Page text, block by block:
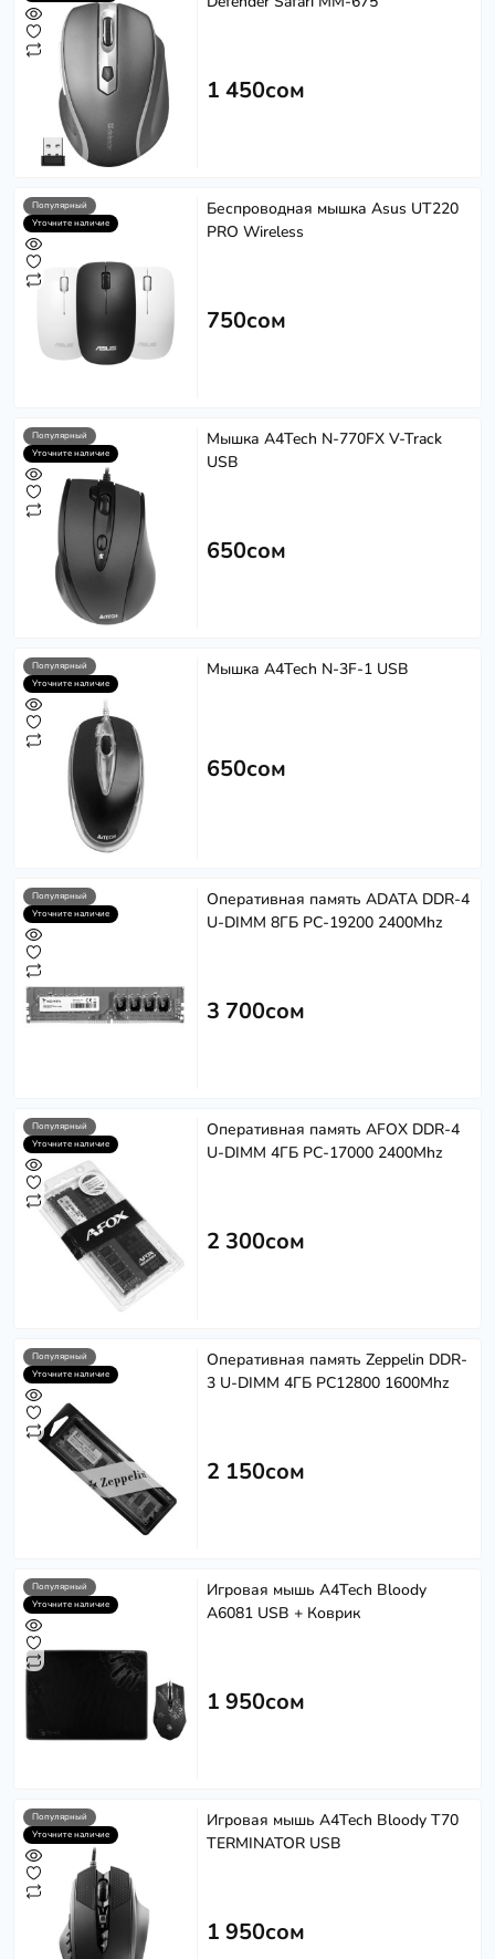
1 450сом
Популярный
Уточните наличие
Беспроводная мышка Asus UT220
PRO Wireless
750сом
Популярный
Уточните наличие
Мышка A4Tech N-770FX V-Track
USB
650сом
Популярный
Уточните наличие
Мышка A4Tech N-3F-1 USB
650сом
Популярный
Уточните наличие
Оперативная память ADATA DDR-4
U-DIMM 8ГБ PC-19200 2400Mhz
3 700сом
Популярный
Уточните наличие
Оперативная память AFOX DDR-4
U-DIMM 4ГБ PC-17000 2400Mhz
2 300сом
Популярный
Уточните наличие
Оперативная память Zeppelin DDR-
3 U-DIMM 4ГБ PC12800 1600Mhz
2 150сом
Популярный
Уточните наличие
Игровая мышь A4Tech Bloody
A6081 USB + Коврик
1 950сом
Популярный
Уточните наличие
Игровая мышь A4Tech Bloody T70
TERMINATOR USB
1 950сом